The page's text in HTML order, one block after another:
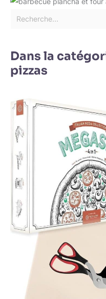
Dans la
pizzas